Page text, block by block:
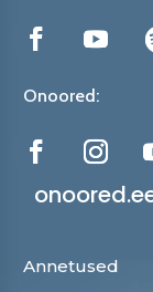
Onoored:
Annetused